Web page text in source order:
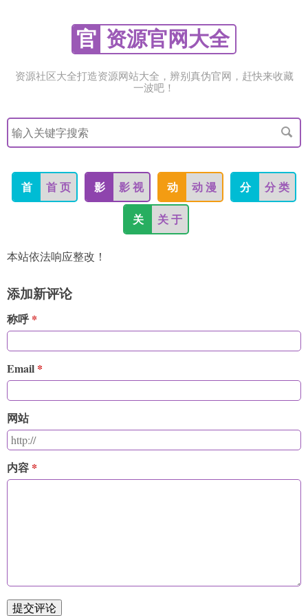
官 资源官网大全
资源社区大全打造资源网站大全，辨别真伪官网，赶快来收藏
一波吧！
搜
索
关
字
首 首 页 影 影 视 动 动 漫 分 分 类
关 关 于
本站依法响应整改！
添加新评论
称呼
Email
网站
内容
提交评论